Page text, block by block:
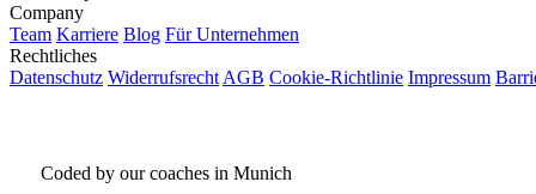
Company
Team Karriere Blog Für Unternehmen
Rechtliches
Datenschutz Widerrufsrecht AGB Cookie-Richtlinie Impressum
Coded by our coaches in Munich